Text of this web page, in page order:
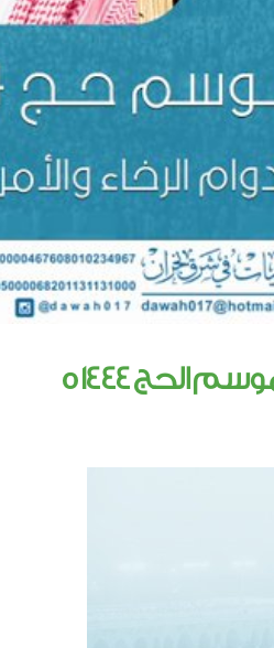
الحج 1444 ه